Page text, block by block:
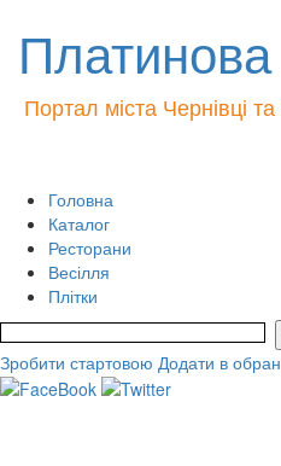
Портал міста Чернівці
Головна
Каталог
Ресторани
Весілля
Плітки
Зробити стартовою Додати в